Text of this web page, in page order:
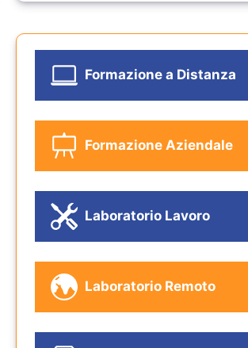
Formazione a Distanza
Formazione Aziendale
Laboratorio Lavoro
Laboratorio Remoto